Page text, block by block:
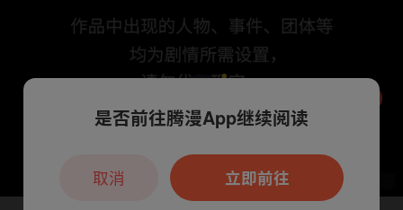
本章节仅支持App阅读，可打开App新用
户7天免费看
是否前往腾漫App继续阅读
立即前往
取消